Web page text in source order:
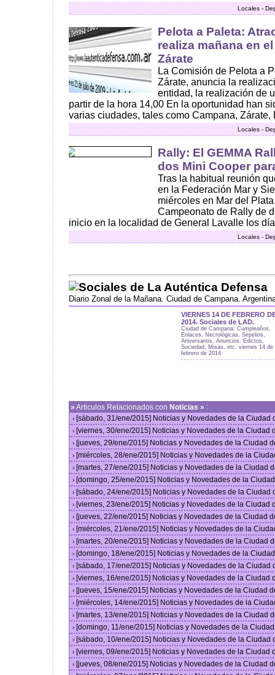
Locales -
Pelota a Paleta:
realiza mañana en
Zárate
La Comisión de Pelota a
Zárate, anuncia la
entidad, la realización de
partir de la hora 14,00 En la oportunidad han
varias ciudades, tales como Campana, Zárate,
Locales -
Rally: El GEMMA
dos Mini Cooper
Tras la habitual reunión
en la Federación Mar y
miércoles en Mar del
Campeonato de Rally de
inicio en la localidad de General Lavalle los
Locales -
Sociales de La Auténtica Defensa
Diario Zonal de la Mañana. Ciudad de Campana.
VIERNES 14 DE FEBRERO
2014. Sociales de LAD.
Ciudad de Campana: Cumpleaños,
Enlaces, Necrológicas, Sepelios,
Aniversarios, Anuncios, Edictos,
Sociedad, Misas, etc. viernes 14 de
febrero de 2014
» Articulos Relacionados con Noticias » :
› [sábado, 31/ene/2015] Noticias y Novedades de la Ciudad
› [viernes, 30/ene/2015] Noticias y Novedades de la Ciudad
› [jueves, 29/ene/2015] Noticias y Novedades de la Ciudad
› [miércoles, 28/ene/2015] Noticias y Novedades de la
› [martes, 27/ene/2015] Noticias y Novedades de la Ciudad
› [domingo, 25/ene/2015] Noticias y Novedades de la
› [sábado, 24/ene/2015] Noticias y Novedades de la Ciudad
› [viernes, 23/ene/2015] Noticias y Novedades de la Ciudad
› [jueves, 22/ene/2015] Noticias y Novedades de la Ciudad
› [miércoles, 21/ene/2015] Noticias y Novedades de la
› [martes, 20/ene/2015] Noticias y Novedades de la Ciudad
› [domingo, 18/ene/2015] Noticias y Novedades de la
› [sábado, 17/ene/2015] Noticias y Novedades de la Ciudad
› [viernes, 16/ene/2015] Noticias y Novedades de la Ciudad
› [jueves, 15/ene/2015] Noticias y Novedades de la Ciudad
› [miércoles, 14/ene/2015] Noticias y Novedades de la
› [martes, 13/ene/2015] Noticias y Novedades de la Ciudad
› [domingo, 11/ene/2015] Noticias y Novedades de la
› [sábado, 10/ene/2015] Noticias y Novedades de la Ciudad
› [viernes, 09/ene/2015] Noticias y Novedades de la Ciudad
› [jueves, 08/ene/2015] Noticias y Novedades de la Ciudad